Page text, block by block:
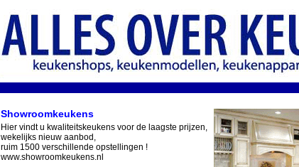
Showroomkeukens
Hier vindt u kwaliteitskeukens voor de laagste prijzen,
wekelijks nieuw aanbod,
ruim 1500 verschillende opstellingen !
www.showroomkeukens.nl